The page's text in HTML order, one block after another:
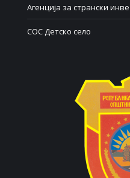
Агенција за странски
СОС Детско село